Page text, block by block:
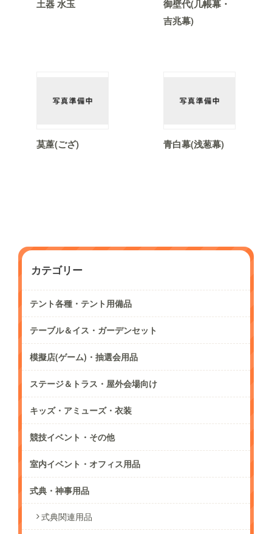
土器 水玉
御壁代(几帳幕・
吉兆幕)
茣蓙(ござ) 青白幕(浅葱幕)
カテゴリー
テント各種・テント用備品
テーブル＆イス・ガーデンセット
模擬店(ゲーム)・抽選会用品
ステージ＆トラス・屋外会場向け
キッズ・アミューズ・衣装
競技イベント・その他
室内イベント・オフィス用品
式典・神事用品
式典関連用品